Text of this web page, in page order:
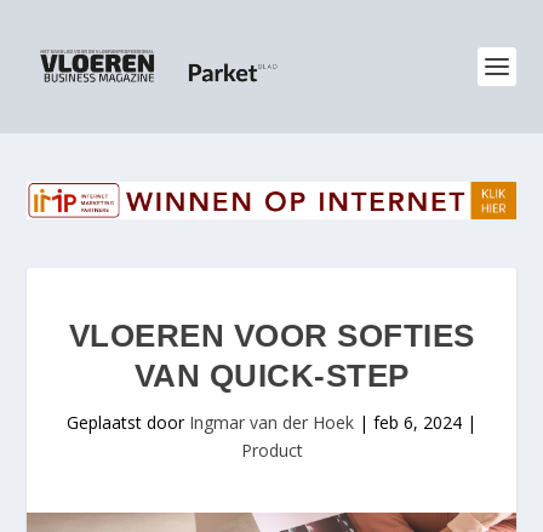
VLOEREN VOOR SOFTIES
VAN QUICK-STEP
Geplaatst door Ingmar van der Hoek | feb 6, 2024 |
Product